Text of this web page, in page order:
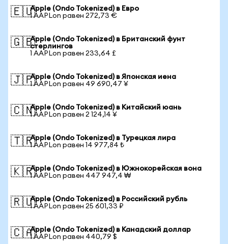
🇪🇺Apple (Ondo Tokenized) в Евро
1 AAPLon равен 272,73 €
🇬🇧Apple (Ondo Tokenized) в Британский фунт
стерлингов
1 AAPLon равен 233,64 £
🇯🇵Apple (Ondo Tokenized) в Японская иена
1 AAPLon равен 49 690,47 ¥
🇨🇳Apple (Ondo Tokenized) в Китайский юань
1 AAPLon равен 2 124,14 ¥
🇹🇷Apple (Ondo Tokenized) в Турецкая лира
1 AAPLon равен 14 977,84 ₺
🇰🇷Apple (Ondo Tokenized) в Южнокорейская вона
1 AAPLon равен 447 947,4 ₩
🇷🇺Apple (Ondo Tokenized) в Российский рубль
1 AAPLon равен 25 601,33 ₽
🇨🇦Apple (Ondo Tokenized) в Канадский доллар
1 AAPLon равен 440,79 $